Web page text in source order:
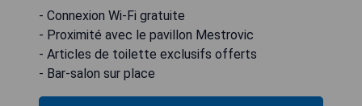
- Connexion Wi-Fi gratuite
- Proximité avec le pavillon Mestrovic
- Articles de toilette exclusifs offerts
- Bar-salon sur place